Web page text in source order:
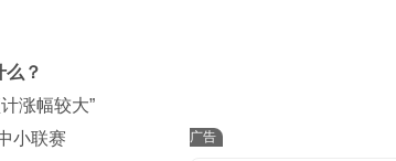
么？
涨幅较大”
小联赛